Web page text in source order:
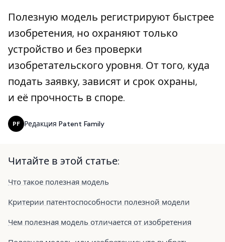
Полезную модель регистрируют быстрее
изобретения, но охраняют только
устройство и без проверки
изобретательского уровня. От того, куда
подать заявку, зависят и срок охраны,
и её прочность в споре.
PF Редакция Patent Family
Читайте в этой статье:
Что такое полезная модель
Критерии патентоспособности полезной модели
Чем полезная модель отличается от изобретения